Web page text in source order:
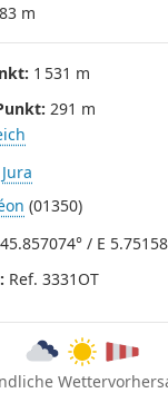
m
1 531 m
291 m
Jura
(01350)
/ E
Ref. 3331OT